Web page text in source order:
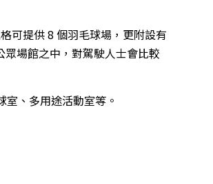
可提供 8 個羽毛球場，更附設有
場館之中，對駕駛人士會比較
、多用途活動室等。